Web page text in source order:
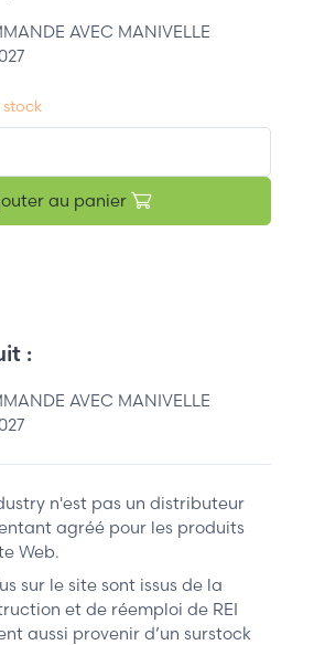
AVEC MANIVELLE
stock
au panier
:
AVEC MANIVELLE
n'est pas un distributeur
agréé pour les produits
Web.
sur le site sont issus de la
et de réemploi de REI
aussi provenir d’un surstock